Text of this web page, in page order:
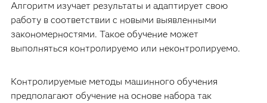
Алгоритм изучает результаты и адаптирует свою
работу в соответствии с новыми выявленными
закономерностями. Такое обучение может
выполняться контролируемо или неконтролируемо.
Контролируемые методы машинного обучения
предполагают обучение на основе набора так